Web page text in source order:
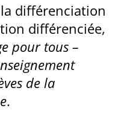
différenciation
différenciée,
pour tous –
de la
.